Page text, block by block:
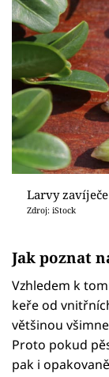
Larvy
Zdroj: iStock
Jak poznat
Vzhledem k
keře od
většinou
Proto pokud
pak i